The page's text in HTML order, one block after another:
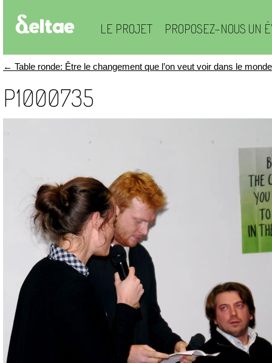
LE PROJET PROPOSEZ-NOUS UN
← Table ronde: Être le changement que l’on veut voir dans le monde
P1000735